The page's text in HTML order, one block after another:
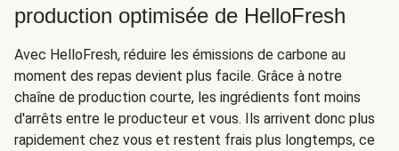
production optimisée de HelloFresh
Avec HelloFresh, réduire les émissions de carbone au
moment des repas devient plus facile. Grâce à notre
chaîne de production courte, les ingrédients font moins
d'arrêts entre le producteur et vous. Ils arrivent donc plus
rapidement chez vous et restent frais plus longtemps, ce